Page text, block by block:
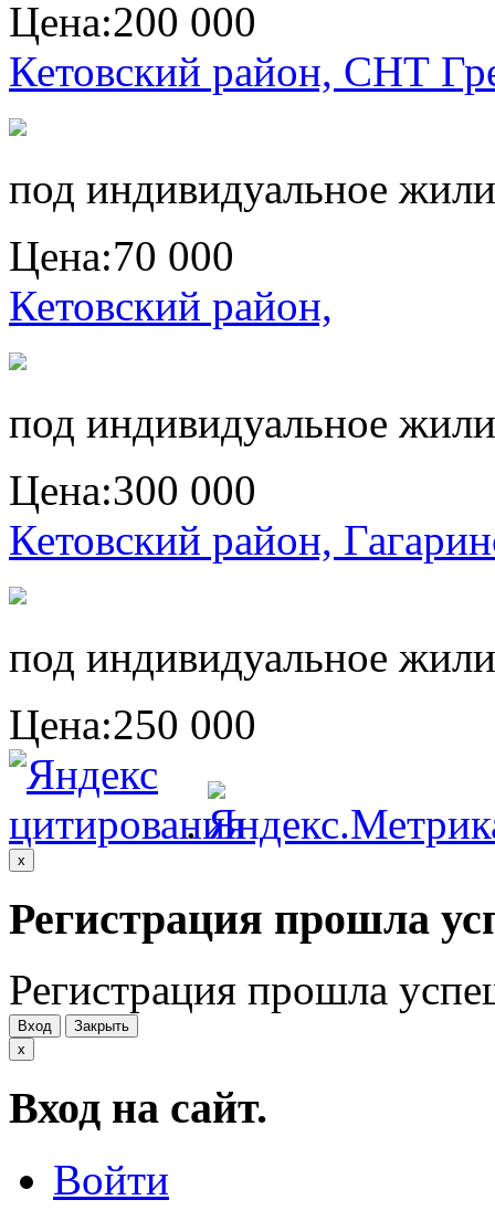
Цена:200 000
Кетовский район, СНТ
под индивидуальное
Цена:70 000
Кетовский район,
под индивидуальное
Цена:300 000
Кетовский район,
под индивидуальное
Цена:250 000
.
x
Регистрация прошла
Регистрация прошла
Вход
Закрыть
x
Вход на сайт.
Войти